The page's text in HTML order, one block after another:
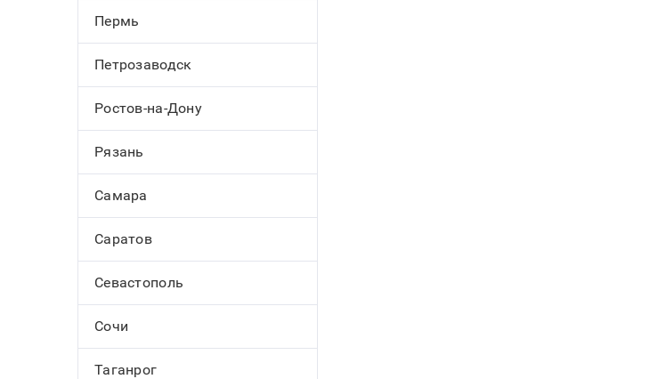
Пермь
Петрозаводск
Ростов-на-Дону
Рязань
Самара
Саратов
Севастополь
Сочи
Таганрог